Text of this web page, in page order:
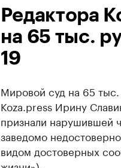
Редактора
на 65 тыс.
19
Мировой суд на 65
Koza.press Ирину
признали нарушившей
заведомо
видом достоверных